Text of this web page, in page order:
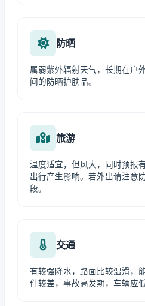
防晒
属弱紫外辐射天气，长期在户
间的防晒护肤品。
旅游
温度适宜，但风大，同时预报
出行产生影响。若外出请注意
段。
交通
有较强降水，路面比较湿滑，
件较差，事故高发期，车辆应